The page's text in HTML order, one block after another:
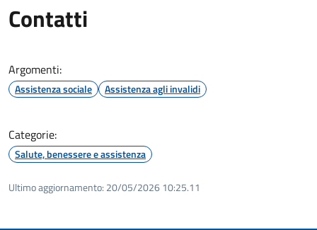
Contatti
Argomenti:
Assistenza sociale Assistenza agli invalidi
Categorie:
Salute, benessere e assistenza
Ultimo aggiornamento: 20/05/2026 10:25.11